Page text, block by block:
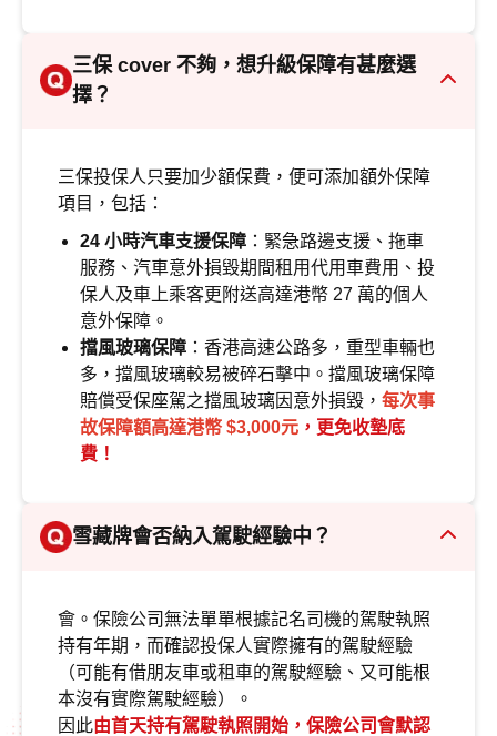
三保 cover 不夠，想升級保障有甚麼選
擇？
三保投保人只要加少額保費，便可添加額外保障
項目，包括：
24 小時汽車支援保障 ：緊急路邊支援、拖車
服務、汽車意外損毀期間租用代用車費用、投
保人及車上乘客更附送高達港幣 27 萬的個人
意外保障。
擋風玻璃保障 ：香港高速公路多，重型車輛也
多，擋風玻璃較易被碎石擊中。擋風玻璃保障
賠償受保座駕之擋風玻璃因意外損毀， 每次事
故保障額高達港幣 $3,000元 ，更免收墊底
費！
雪藏牌會否納入駕駛經驗中？
會。保險公司無法單單根據記名司機的駕駛執照
持有年期，而確認投保人實際擁有的駕駛經驗
（可能有借朋友車或租車的駕駛經驗、又可能根
本沒有實際駕駛經驗）。
因此由首天持有駕駛執照開始，保險公司會默認